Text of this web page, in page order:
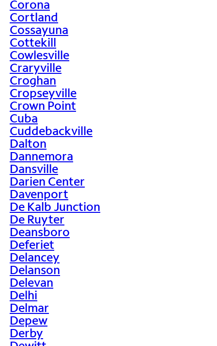
Corona
Cortland
Cossayuna
Cottekill
Cowlesville
Craryville
Croghan
Cropseyville
Crown Point
Cuba
Cuddebackville
Dalton
Dannemora
Dansville
Darien Center
Davenport
De Kalb Junction
De Ruyter
Deansboro
Deferiet
Delancey
Delanson
Delevan
Delhi
Delmar
Depew
Derby